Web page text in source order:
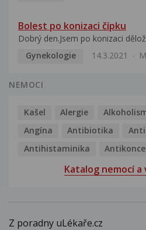
Bolest po konizaci čípku
Dobrý den.Jsem po konizaci
Gynekologie
14.3.2021
NEMOCI
Kašel Alergie
Angína
Antibiotika
Antihistaminika
Katalog nemocí
Z poradny uLékaře.cz